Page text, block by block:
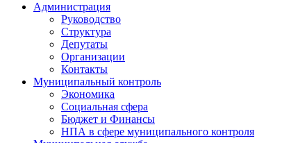
Администрация
Руководство
Структура
Депутаты
Организации
Контакты
Муниципальный контроль
Экономика
Социальная сфера
Бюджет и Финансы
НПА в сфере муниципального контроля